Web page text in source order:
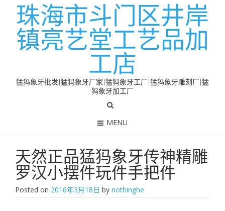
珠海市斗门区井岸
镇亮艺堂工艺品加
工店
猛犸象牙批发|猛犸象牙厂家|猛犸象牙工厂|猛犸象牙雕刻厂|猛
犸象牙加工厂
MENU
天然正品猛犸象牙传神精雕
罗汉小摆件玩件手把件
Posted on 2016年3月18日 by nothinghe